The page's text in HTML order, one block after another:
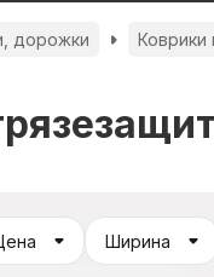
дорожки Коврики
Ширина